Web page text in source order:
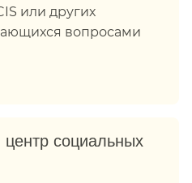
или других
вопросами
социальных